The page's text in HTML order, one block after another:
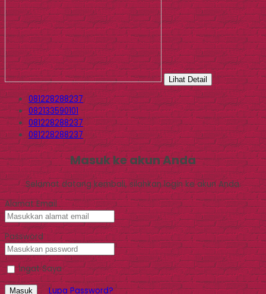
Lihat Detail
081228288237
082133590101
081228288237
081228288237
Masuk ke akun Anda
Selamat datang kembali, silahkan login ke akun Anda.
Alamat Email
Password
Ingat Saya
Masuk Lupa Password?